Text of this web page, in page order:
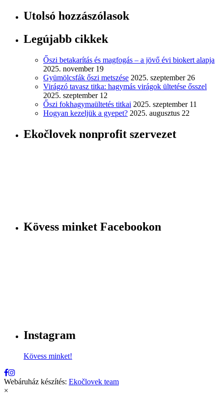
Utolsó hozzászólasok
Legújabb cikkek
Őszi betakarítás és magfogás – a jövő évi biokert alapja
2025. november 19
Gyümölcsfák őszi metszése 2025. szeptember 26
Virágzó tavasz titka: hagymás virágok ültetése ősszel
2025. szeptember 12
Őszi fokhagymaültetés titkai 2025. szeptember 11
Hogyan kezeljük a gyepet? 2025. augusztus 22
Ekočlovek nonprofit szervezet
Kövess minket Facebookon
Instagram
Kövess minket!
Webáruház készítés: Ekočlovek team
×